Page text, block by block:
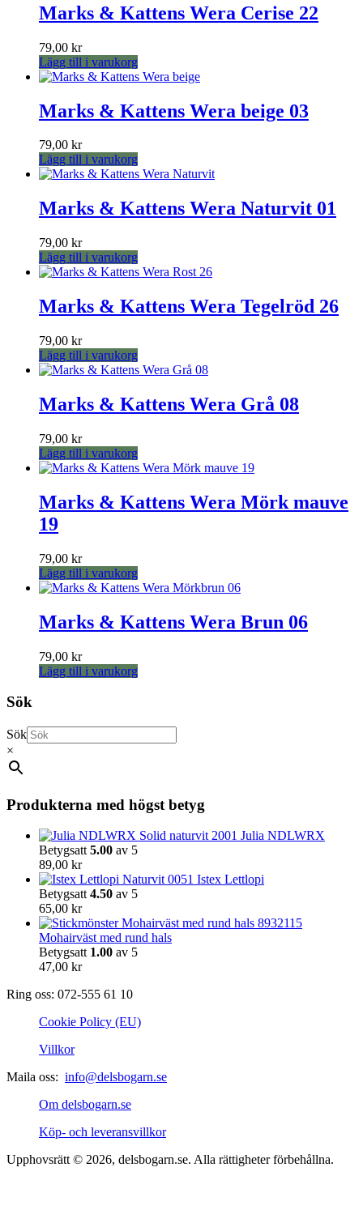
Marks & Kattens Wera Cerise 22
79,00 kr
Lägg till i varukorg
Marks & Kattens Wera beige 03
79,00 kr
Lägg till i varukorg
Marks & Kattens Wera Naturvit 01
79,00 kr
Lägg till i varukorg
Marks & Kattens Wera Tegelröd 26
79,00 kr
Lägg till i varukorg
Marks & Kattens Wera Grå 08
79,00 kr
Lägg till i varukorg
Marks & Kattens Wera Mörk mauve
19
79,00 kr
Lägg till i varukorg
Marks & Kattens Wera Brun 06
79,00 kr
Lägg till i varukorg
Sök
Sök
×
Produkterna med högst betyg
Julia NDLWRX
Betygsatt 5.00 av 5
89,00 kr
Istex Lettlopi
Betygsatt 4.50 av 5
65,00 kr
Mohairväst med rund hals
Betygsatt 1.00 av 5
47,00 kr
Ring oss: 072-555 61 10
Cookie Policy (EU)
Villkor
Maila oss: info@delsbogarn.se
Om delsbogarn.se
Köp- och leveransvillkor
Upphovsrätt © 2026, delsbogarn.se. Alla rättigheter förbehållna.